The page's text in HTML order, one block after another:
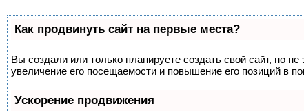
Как продвинуть сайт на первые места?
Вы создали или только планируете создать свой сайт, но
увеличение его посещаемости и повышение его позиций в
Ускорение продвижения